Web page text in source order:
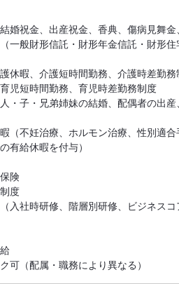
婚祝金、出産祝金、香典、傷病見舞金
一般財形信託・財形年金信託・財形住
休暇、介護短時間勤務、介護時差勤務
児短時間勤務、育児時差勤務制度
・子・兄弟姉妹の結婚、配偶者の出
（不妊治療、ホルモン治療、性別適
有給休暇を付与）
険
度
入社時研修、階層別研修、ビジネスコ
可（配属・職務により異なる）